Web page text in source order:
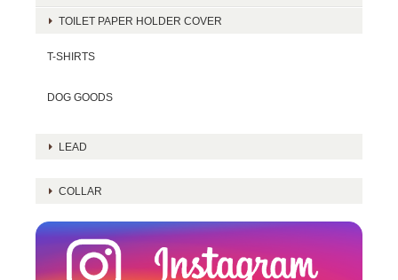
TOILET PAPER HOLDER COVER
T-SHIRTS
DOG GOODS
LEAD
COLLAR